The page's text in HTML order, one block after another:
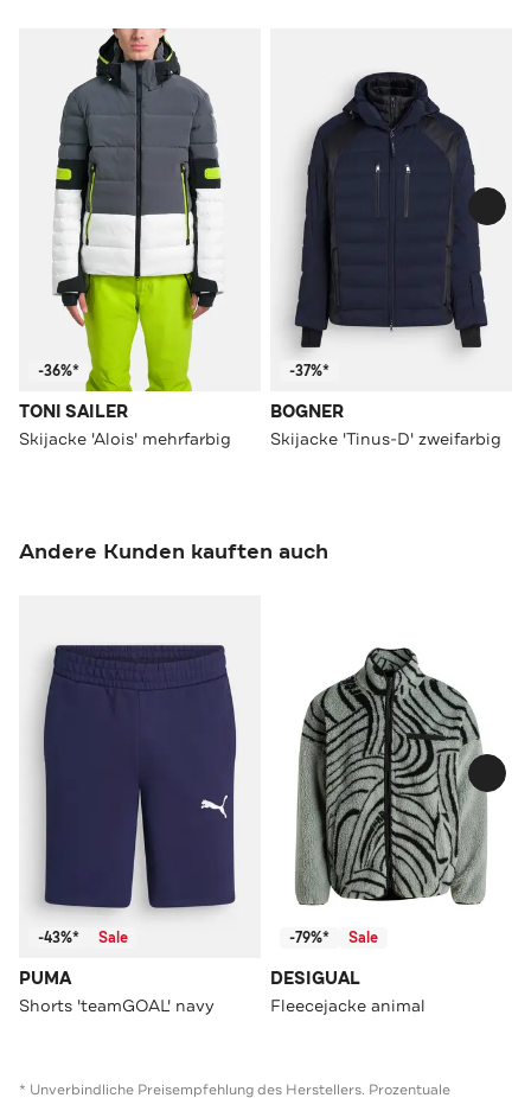
-36%*
TONI SAILER
Skijacke 'Alois' mehrfarbig
-37%*
BOGNER
Skijacke 'Tinus-D' zweifarbig
Andere Kunden kauften auch
-43%* Sale
PUMA
Shorts 'teamGOAL' navy
-79%* Sale
DESIGUAL
Fleecejacke animal
* Unverbindliche Preisempfehlung des Herstellers. Prozentuale